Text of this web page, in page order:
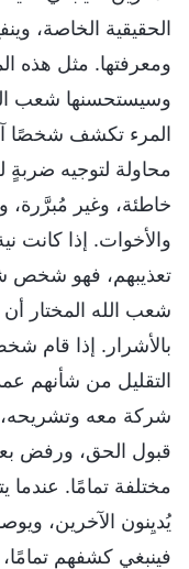
الحقيقية الخاصة،
ومعرفتها. مثل هذه
وسيستحسنها شعب
المرء تكشف شخصًا
محاولة لتوجيه ضربةٍ
خاطئة، وغير مُبرَّرة،
والأخوات. إذا كانت
تعذيبهم، فهو شخص
شعب الله المختار أن
بالأشرار. إذا قام
التقليل من شأنهم
شركة معه وتشريحه،
قبول الحق، ورفض
مختلفة تمامًا. عندما
يُديِنون الآخرين،
فينبغي كشفهم